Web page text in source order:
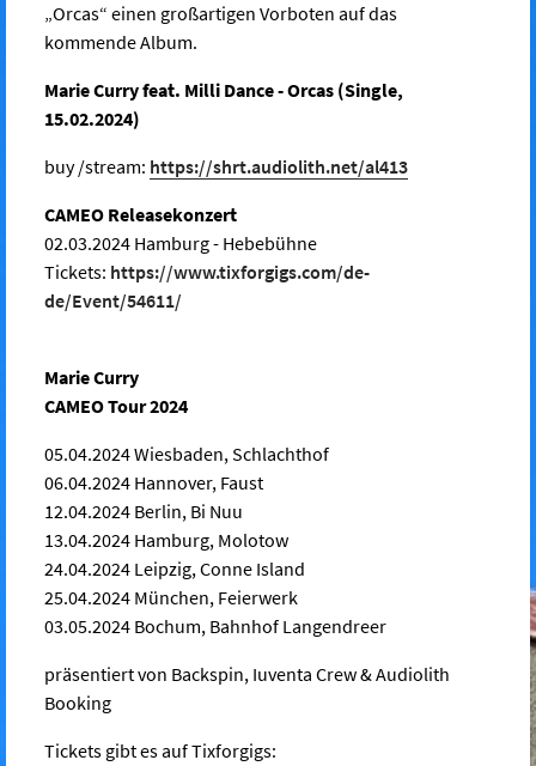
„Orcas“ einen großartigen Vorboten auf das
kommende Album.
Marie Curry feat. Milli Dance - Orcas (Single,
15.02.2024)
buy /stream: https://shrt.audiolith.net/al413
CAMEO Releasekonzert
02.03.2024 Hamburg - Hebebühne
Tickets: https://www.tixforgigs.com/de-
de/Event/54611/
Marie Curry
CAMEO Tour 2024
05.04.2024 Wiesbaden, Schlachthof
06.04.2024 Hannover, Faust
12.04.2024 Berlin, Bi Nuu
13.04.2024 Hamburg, Molotow
24.04.2024 Leipzig, Conne Island
25.04.2024 München, Feierwerk
03.05.2024 Bochum, Bahnhof Langendreer
präsentiert von Backspin, Iuventa Crew & Audiolith
Booking
Tickets gibt es auf Tixforgigs: